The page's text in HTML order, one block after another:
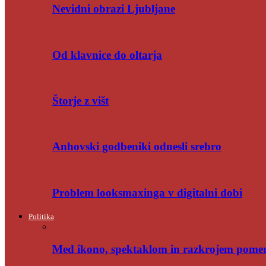
Nevidni obrazi Ljubljane
Od klavnice do oltarja
Štorje z višt
Anhovski godbeniki odnesli srebro
Problem looksmaxinga v digitalni dobi
Politika
Med ikono, spektaklom in razkrojem